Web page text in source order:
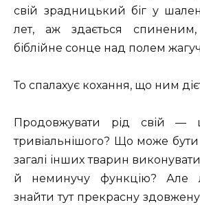
свій зрадницький біг у
лет, аж здається
біблійне сонце над полем
То спалахує кохання, що ним
Продовжувати рід свій
тривіальнішого? Що може
загалі інших тварин
й неминучу функцію? Але
знайти тут прекрасну